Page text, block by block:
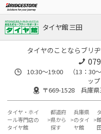
タイヤ館 三田
タイヤのことならブリ
10:30～19:00 （13：30
ッ
〒669-1528 兵庫県
タイヤ・ホイ
ール専門店の
タイヤ館
都道府
県から
探す
兵庫県
のタイ
ヤ館